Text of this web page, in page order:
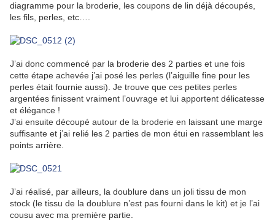
diagramme pour la broderie, les coupons de lin déjà découpés,
les fils, perles, etc….
J’ai donc commencé par la broderie des 2 parties et une fois
cette étape achevée j’ai posé les perles (l’aiguille fine pour les
perles était fournie aussi). Je trouve que ces petites perles
argentées finissent vraiment l’ouvrage et lui apportent délicatesse
et élégance !
J’ai ensuite découpé autour de la broderie en laissant une marge
suffisante et j’ai relié les 2 parties de mon étui en rassemblant les
points arrière.
J’ai réalisé, par ailleurs, la doublure dans un joli tissu de mon
stock (le tissu de la doublure n’est pas fourni dans le kit) et je l’ai
cousu avec ma première partie.